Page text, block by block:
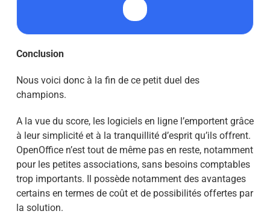
Conclusion
Nous voici donc à la fin de ce petit duel des
champions.
A la vue du score, les logiciels en ligne l’emportent grâce
à leur simplicité et à la tranquillité d’esprit qu’ils offrent.
OpenOffice n’est tout de même pas en reste, notamment
pour les petites associations, sans besoins comptables
trop importants. Il possède notamment des avantages
certains en termes de coût et de possibilités offertes par
la solution.